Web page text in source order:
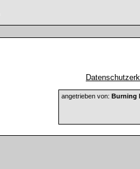
angetrieben von: Burning